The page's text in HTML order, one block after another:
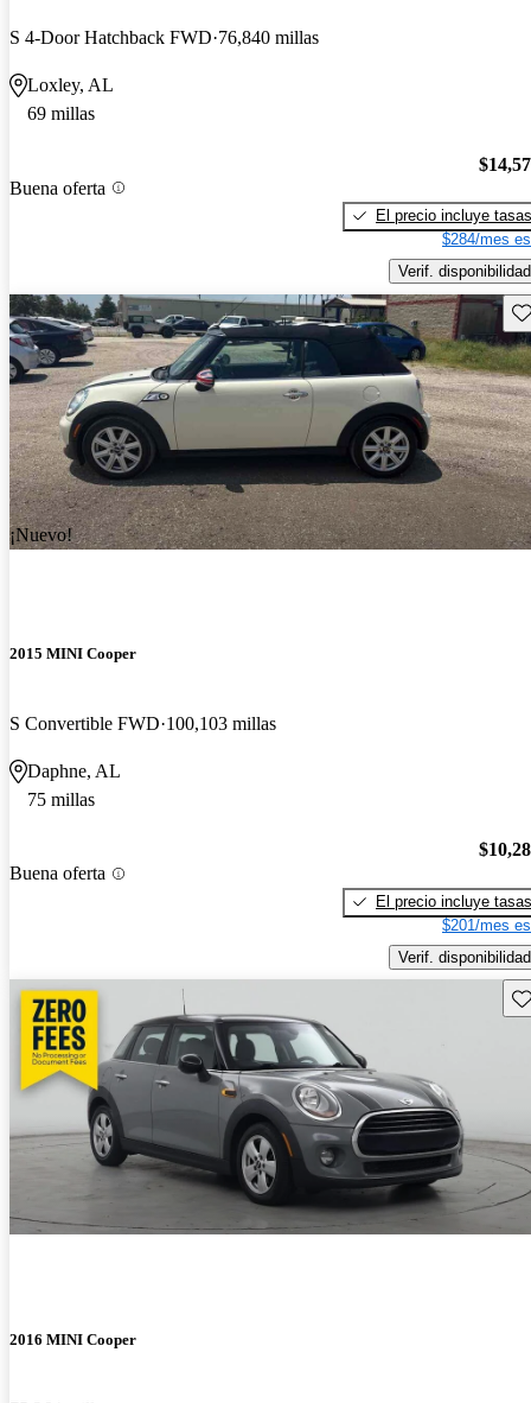
S 4-Door Hatchback FWD 76,840 millas
Loxley, AL
69 millas
Buena oferta
El precio incluye tasas
$284/mes
Verif. disponibilidad
¡Nuevo!
2015 MINI Cooper
S Convertible FWD 100,103 millas
Daphne, AL
75 millas
Buena oferta
El precio incluye tasas
$201/mes
Verif. disponibilidad
2016 MINI Cooper